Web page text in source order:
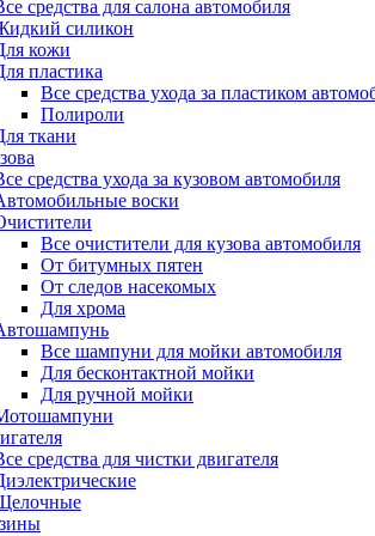
средства для салона автомобиля
силикон
кожи
пластика
Все средства ухода за пластиком
Полироли
ткани
средства ухода за кузовом автомобиля
воски
Все очистители для кузова автомобиля
От битумных пятен
От следов насекомых
Для хрома
Все шампуни для мойки автомобиля
Для бесконтактной мойки
Для ручной мойки
средства для чистки двигателя